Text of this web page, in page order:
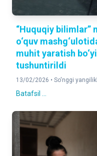
“Huquqiy bilimlar”
o‘quv
muhit yaratish
tushuntirildi
13/02/2026 • So'nggi
Batafsil ...